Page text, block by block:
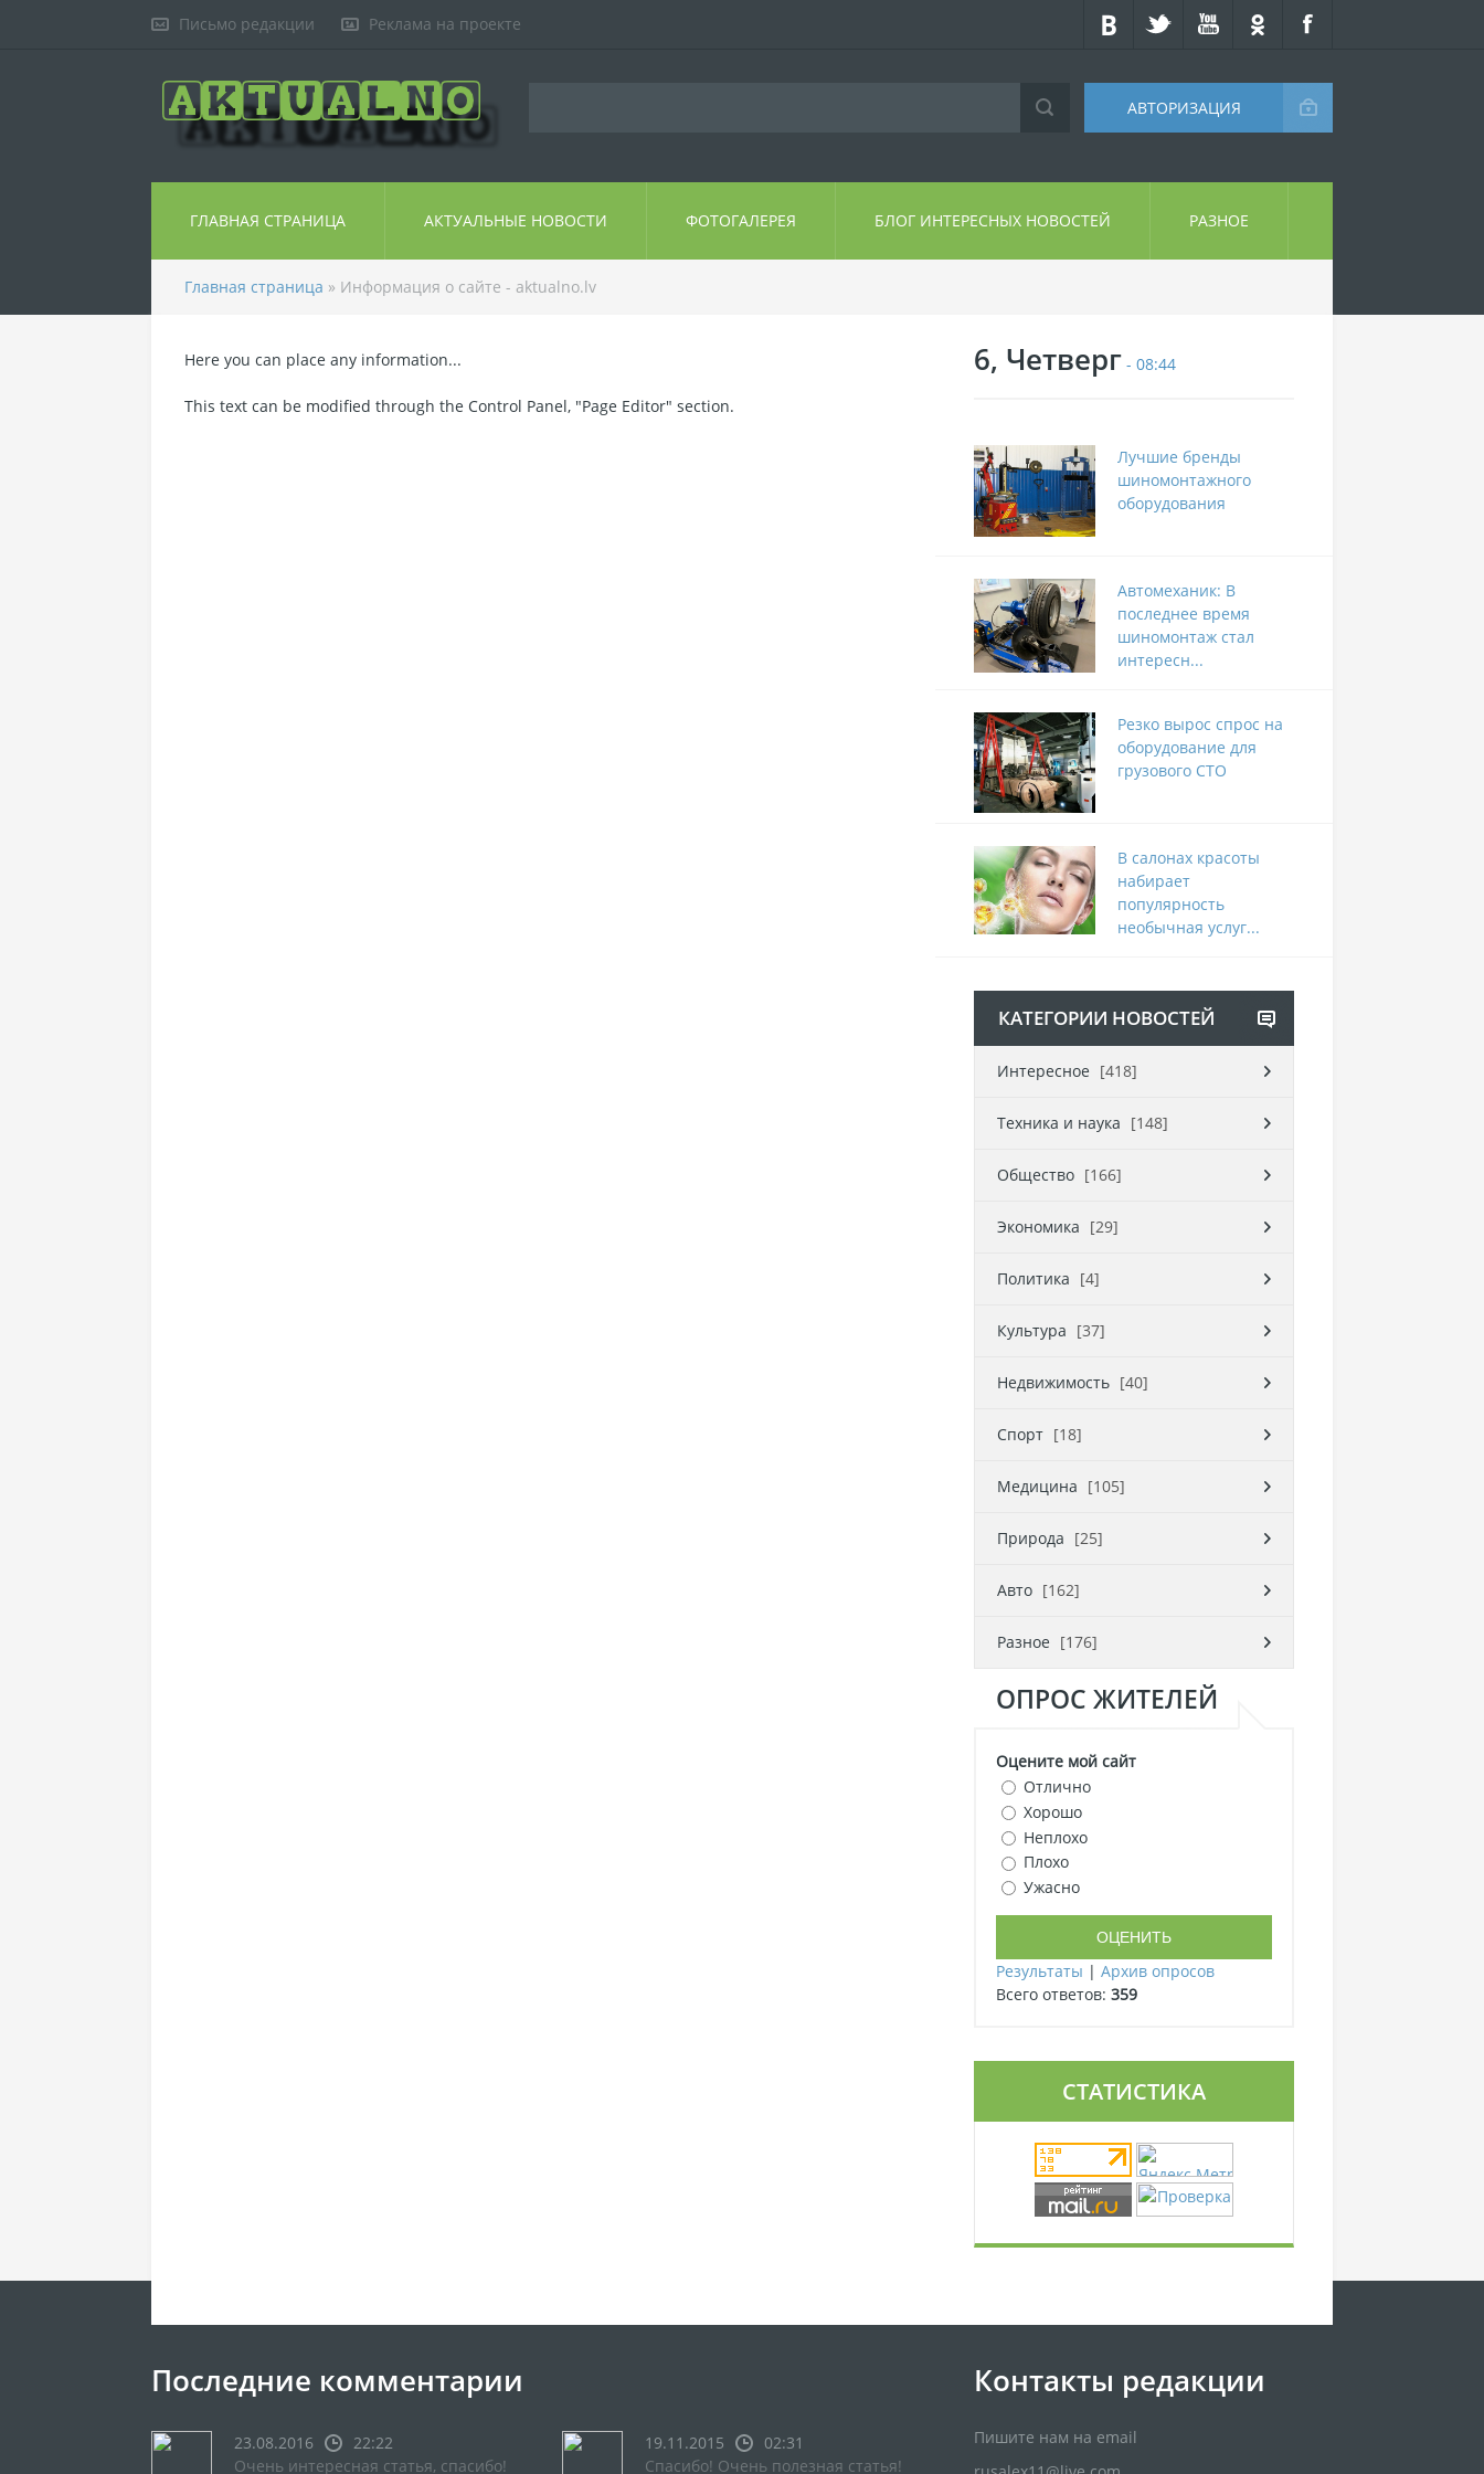
Письмо редакции Реклама на проекте
АВТОРИЗАЦИЯ
ГЛАВНАЯ СТРАНИЦА АКТУАЛЬНЫЕ НОВОСТИ ФОТОГАЛЕРЕЯ БЛОГ ИНТЕРЕСНЫХ НОВОСТЕЙ РАЗНОЕ
Главная страница » Информация о сайте - aktualno.lv
Here you can place any information...
This text can be modified through the Control Panel, "Page Editor" section.
6, Четверг - 08:44
Лучшие бренды
шиномонтажного
оборудования
Автомеханик: В
последнее время
шиномонтаж стал
интересн...
Резко вырос спрос на
оборудование для
грузового СТО
В салонах красоты
набирает
популярность
необычная услуг...
КАТЕГОРИИ НОВОСТЕЙ
Интересное [418]
Техника и наука [148]
Общество [166]
Экономика [29]
Политика [4]
Культура [37]
Недвижимость [40]
Спорт [18]
Медицина [105]
Природа [25]
Авто [162]
Разное [176]
ОПРОС ЖИТЕЛЕЙ
Оцените мой сайт
Отлично
Хорошо
Неплохо
Плохо
Ужасно
Результаты | Архив опросов
Всего ответов: 359
СТАТИСТИКА
Последние комментарии
23.08.2016
22:22
Очень интересная статья, спасибо!
19.11.2015
02:31
Спасибо! Очень полезная статья!
Контакты редакции
Пишите нам на email